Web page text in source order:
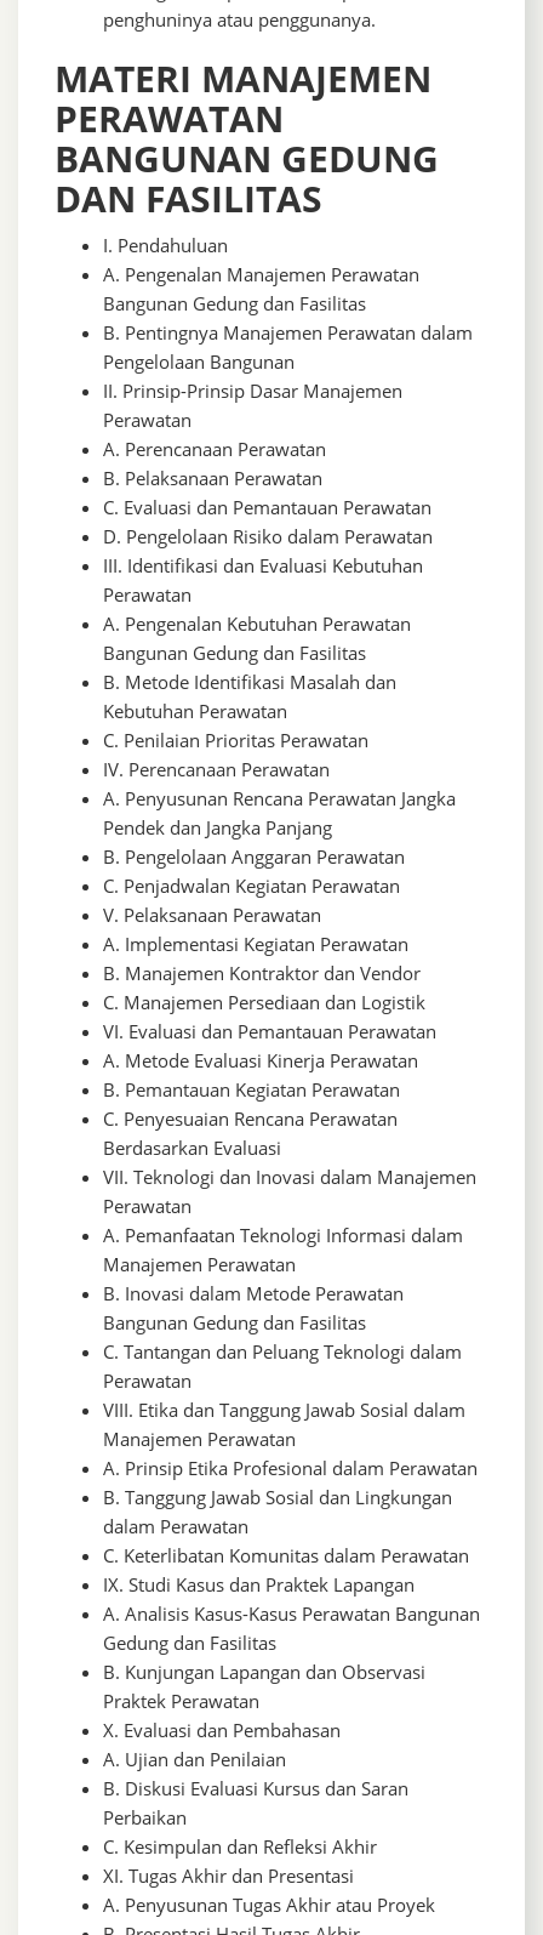
penghuninya atau penggunanya.
MATERI MANAJEMEN
PERAWATAN
BANGUNAN GEDUNG
DAN FASILITAS
I. Pendahuluan
A. Pengenalan Manajemen Perawatan
Bangunan Gedung dan Fasilitas
B. Pentingnya Manajemen Perawatan dalam
Pengelolaan Bangunan
II. Prinsip-Prinsip Dasar Manajemen
Perawatan
A. Perencanaan Perawatan
B. Pelaksanaan Perawatan
C. Evaluasi dan Pemantauan Perawatan
D. Pengelolaan Risiko dalam Perawatan
III. Identifikasi dan Evaluasi Kebutuhan
Perawatan
A. Pengenalan Kebutuhan Perawatan
Bangunan Gedung dan Fasilitas
B. Metode Identifikasi Masalah dan
Kebutuhan Perawatan
C. Penilaian Prioritas Perawatan
IV. Perencanaan Perawatan
A. Penyusunan Rencana Perawatan Jangka
Pendek dan Jangka Panjang
B. Pengelolaan Anggaran Perawatan
C. Penjadwalan Kegiatan Perawatan
V. Pelaksanaan Perawatan
A. Implementasi Kegiatan Perawatan
B. Manajemen Kontraktor dan Vendor
C. Manajemen Persediaan dan Logistik
VI. Evaluasi dan Pemantauan Perawatan
A. Metode Evaluasi Kinerja Perawatan
B. Pemantauan Kegiatan Perawatan
C. Penyesuaian Rencana Perawatan
Berdasarkan Evaluasi
VII. Teknologi dan Inovasi dalam Manajemen
Perawatan
A. Pemanfaatan Teknologi Informasi dalam
Manajemen Perawatan
B. Inovasi dalam Metode Perawatan
Bangunan Gedung dan Fasilitas
C. Tantangan dan Peluang Teknologi dalam
Perawatan
VIII. Etika dan Tanggung Jawab Sosial dalam
Manajemen Perawatan
A. Prinsip Etika Profesional dalam Perawatan
B. Tanggung Jawab Sosial dan Lingkungan
dalam Perawatan
C. Keterlibatan Komunitas dalam Perawatan
IX. Studi Kasus dan Praktek Lapangan
A. Analisis Kasus-Kasus Perawatan Bangunan
Gedung dan Fasilitas
B. Kunjungan Lapangan dan Observasi
Praktek Perawatan
X. Evaluasi dan Pembahasan
A. Ujian dan Penilaian
B. Diskusi Evaluasi Kursus dan Saran
Perbaikan
C. Kesimpulan dan Refleksi Akhir
XI. Tugas Akhir dan Presentasi
A. Penyusunan Tugas Akhir atau Proyek